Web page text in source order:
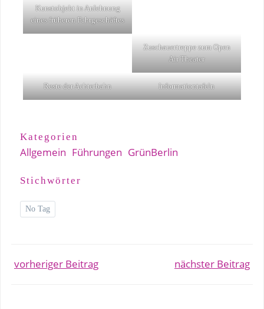
Kunstobjekt in Anlehnung
eines früheren Fahrgeschäftes
Zuschauertreppe zum Open
Air Theater
Reste der Achterbahn Informationtafeln
Kategorien
Allgemein Führungen GrünBerlin
Stichwörter
No Tag
Post
vorheriger Beitrag
Postnächster Beitrag